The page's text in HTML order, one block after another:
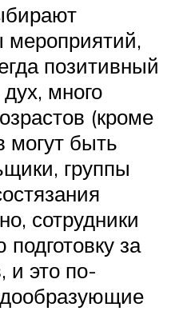
позитивный
много
(кроме
могут быть
группы
сотрудники
за
и это по-